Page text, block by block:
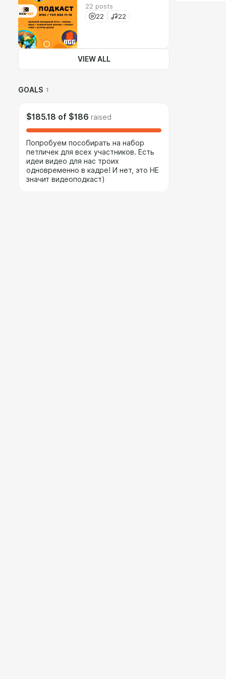
22 posts
22
22
VIEW ALL
GOALS 1
$185.18 of $186 raised
Попробуем пособирать на набор
петличек для всех участников. Есть
идеи видео для нас троих
одновременно в кадре! И нет, это НЕ
значит видеоподкаст)